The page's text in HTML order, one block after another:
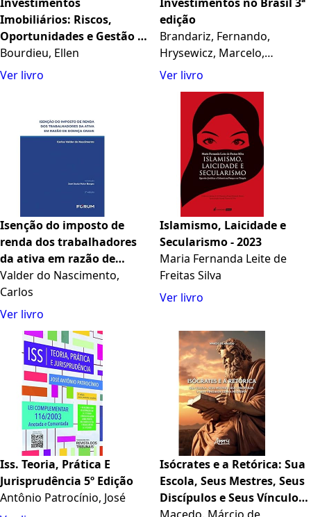
Imobiliários: Riscos,
Oportunidades e Gestão de
Imóveis de Luxo e Aluguel
(Horizontes Imobiliários:
(Portuguese Edition)
Bourdieu, Ellen
Ver livro
edição
Brandariz, Fernando,
Hrysewicz, Marcelo,
Mingro...
Ver livro
Isenção do imposto de
renda dos trabalhadores
da ativa em razão de
doença grave
Valder do Nascimento,
Carlos
Ver livro
Islamismo, Laicidade e
Secularismo - 2023
Maria Fernanda Leite de
Freitas Silva
Ver livro
Iss. Teoria, Prática E
Jurisprudência 5º Edição
Antônio Patrocínio, José
Isócrates e a Retórica: Sua
Escola, Seus Mestres, Seus
Discípulos e Seus Vínculos